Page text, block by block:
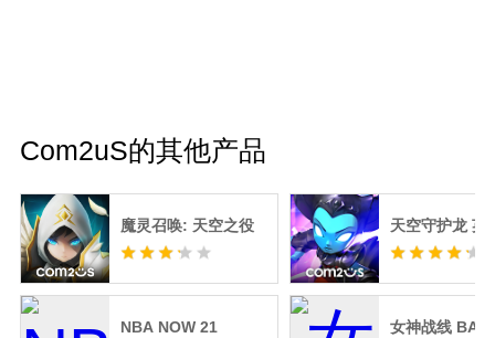
Com2uS的其他产品
魔灵召唤: 天空之役 天空守护龙 英
NBA NOW 21 女神战线